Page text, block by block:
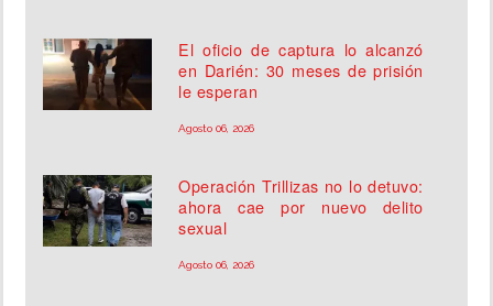
El oficio de captura lo alcanzó
en Darién: 30 meses de prisión
le esperan
Agosto 06, 2026
Operación Trillizas no lo detuvo:
ahora cae por nuevo delito
sexual
Agosto 06, 2026